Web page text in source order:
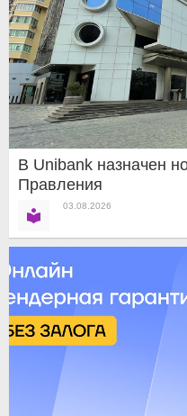
В Unibank назначен
Правления
03.08.2026